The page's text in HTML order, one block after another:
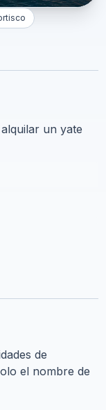
un yate
de
el nombre de